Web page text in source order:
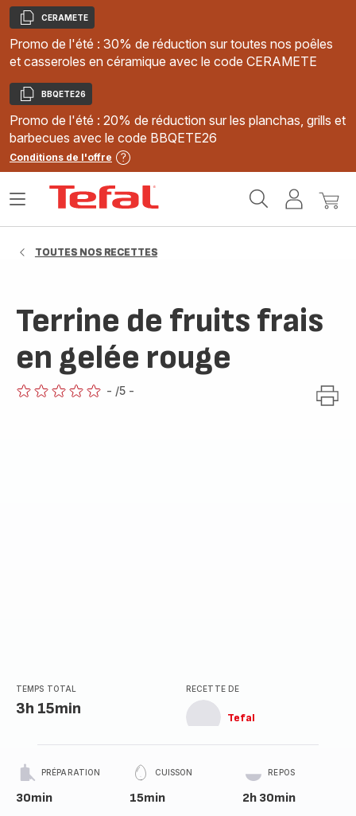
Copier
CERAMETE
Promo de l'été : 30% de réduction sur toutes nos poêles
et casseroles en céramique avec le code CERAMETE
Copier
BBQETE26
Promo de l'été : 20% de réduction sur les planchas, grills et
barbecues avec le code BBQETE26
Conditions de l'offre
MonMon
Ouvrir
TOUTES NOS RECETTES
Terrine de fruits frais
en gelée rouge
- /5 -
TEMPS TOTAL
3h 15min
RECETTE DE
Tefal
PRÉPARATION
30min
CUISSON
15min
REPOS
2h 30min